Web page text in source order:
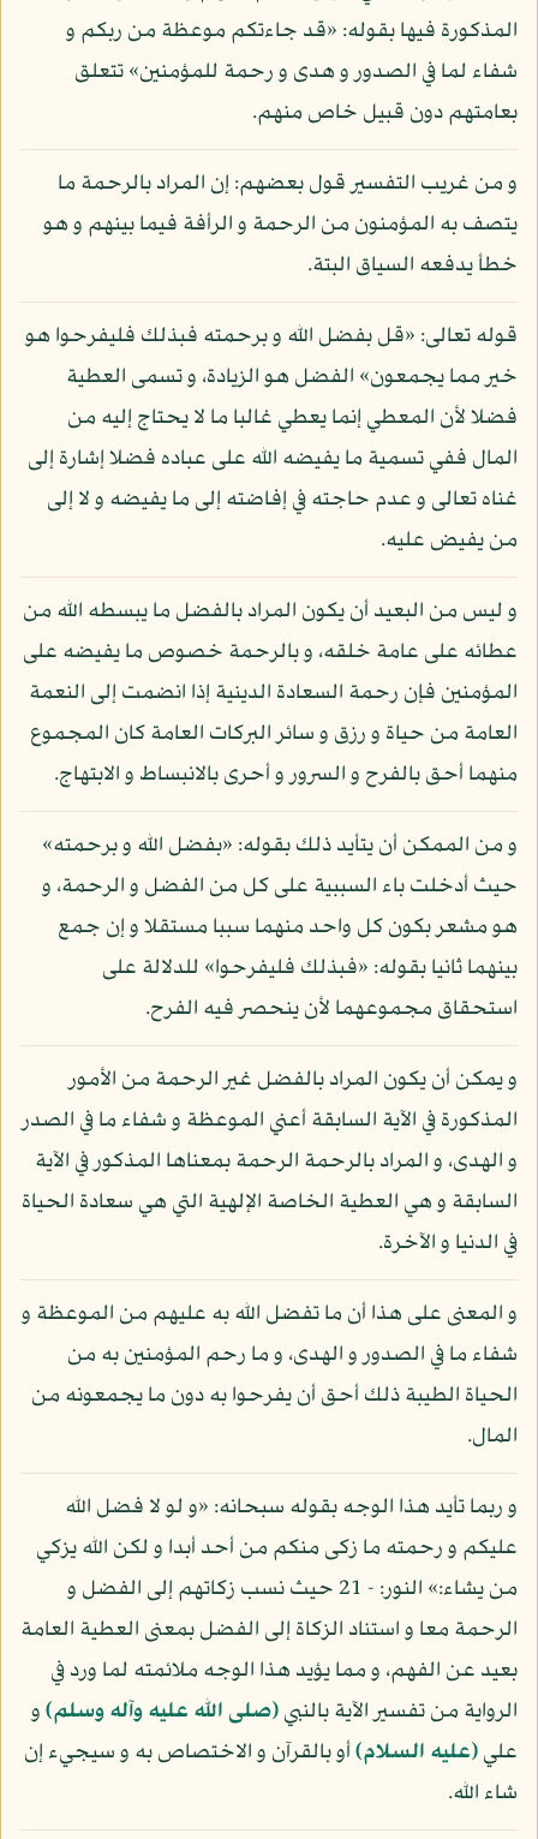
المذكورة فيها بقوله: «قد جاءتكم موعظة من ربكم و
شفاء لما في الصدور و هدى و رحمة للمؤمنين» تتعلق
بعامتهم دون قبيل خاص منهم.
و من غريب التفسير قول بعضهم: إن المراد بالرحمة ما
يتصف به المؤمنون من الرحمة و الرأفة فيما بينهم و هو
خطأ يدفعه السياق البتة.
قوله تعالى: «قل بفضل الله و برحمته فبذلك فليفرحوا هو
خير مما يجمعون» الفضل هو الزيادة، و تسمى العطية
فضلا لأن المعطي إنما يعطي غالبا ما لا يحتاج إليه من
المال ففي تسمية ما يفيضه الله على عباده فضلا إشارة إلى
غناه تعالى و عدم حاجته في إفاضته إلى ما يفيضه و لا إلى
من يفيض عليه.
و ليس من البعيد أن يكون المراد بالفضل ما يبسطه الله من
عطائه على عامة خلقه، و بالرحمة خصوص ما يفيضه على
المؤمنين فإن رحمة السعادة الدينية إذا انضمت إلى النعمة
العامة من حياة و رزق و سائر البركات العامة كان المجموع
منهما أحق بالفرح و السرور و أحرى بالانبساط و الابتهاج.
و من الممكن أن يتأيد ذلك بقوله: «بفضل الله و برحمته»
حيث أدخلت باء السببية على كل من الفضل و الرحمة، و
هو مشعر بكون كل واحد منهما سببا مستقلا و إن جمع
بينهما ثانيا بقوله: «فبذلك فليفرحوا» للدلالة على
استحقاق مجموعهما لأن ينحصر فيه الفرح.
و يمكن أن يكون المراد بالفضل غير الرحمة من الأمور
المذكورة في الآية السابقة أعني الموعظة و شفاء ما في الصدر
و الهدى، و المراد بالرحمة الرحمة بمعناها المذكور في الآية
السابقة و هي العطية الخاصة الإلهية التي هي سعادة الحياة
في الدنيا و الآخرة.
و المعنى على هذا أن ما تفضل الله به عليهم من الموعظة و
شفاء ما في الصدور و الهدى، و ما رحم المؤمنين به من
الحياة الطيبة ذلك أحق أن يفرحوا به دون ما يجمعونه من
المال.
و ربما تأيد هذا الوجه بقوله سبحانه: «و لو لا فضل الله
عليكم و رحمته ما زكى منكم من أحد أبدا و لكن الله يزكي
من يشاء:» النور: - 21 حيث نسب زكاتهم إلى الفضل و
الرحمة معا و استناد الزكاة إلى الفضل بمعنى العطية العامة
بعيد عن الفهم، و مما يؤيد هذا الوجه ملائمته لما ورد في
الرواية من تفسير الآية بالنبي(صلى الله عليه وآله وسلم)و
علي(عليه السلام)أو بالقرآن و الاختصاص به و سيجيء إن
شاء الله.